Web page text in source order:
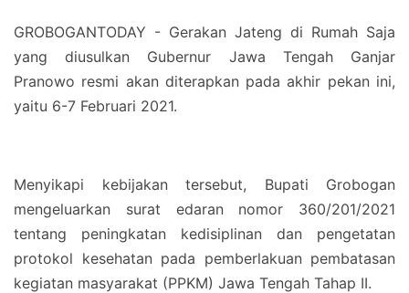
GROBOGANTODAY - Gerakan Jateng di Rumah Saja
yang diusulkan Gubernur Jawa Tengah Ganjar
Pranowo resmi akan diterapkan pada akhir pekan ini,
yaitu 6-7 Februari 2021.
Menyikapi kebijakan tersebut, Bupati Grobogan
mengeluarkan surat edaran nomor 360/201/2021
tentang peningkatan kedisiplinan dan pengetatan
protokol kesehatan pada pemberlakuan pembatasan
kegiatan masyarakat (PPKM) Jawa Tengah Tahap II.